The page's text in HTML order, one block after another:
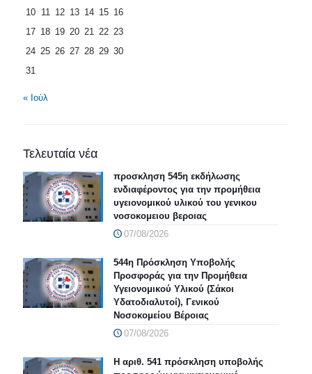
10 11 12 13 14 15 16
17 18 19 20 21 22 23
24 25 26 27 28 29 30
31
« Ιούλ
Τελευταία νέα
προσκληση 545η εκδήλωσης
ενδιαφέροντος για την προμήθεια
υγειονομικού υλικού του γενικου
νοσοκομειου βεροιας
07/08/2026
544η Πρόσκληση Υποβολής
Προσφοράς για την Προμήθεια
Υγειονομικού Υλικού (Σάκοι
Υδατοδιαλυτοί), Γενικού
Νοσοκομείου Βέροιας
07/08/2026
Η αριθ. 541 πρόσκληση υποβολής